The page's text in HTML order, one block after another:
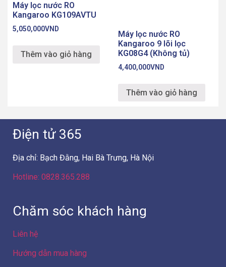
Máy lọc nước RO
Kangaroo KG109AVTU
5,050,000VND
Thêm vào giỏ hàng
Máy lọc nước RO
Kangaroo 9 lõi lọc
KG08G4 (Không tủ)
4,400,000VND
Thêm vào giỏ hàng
Điện tử 365
Địa chỉ: Bạch Đằng, Hai Bà Trưng, Hà Nội
Hotline: 0828.365.288
Chăm sóc khách hàng
Liên hệ
Hướng dẫn mua hàng